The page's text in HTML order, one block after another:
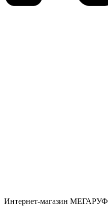
Интернет-магазин МЕГАРУФ